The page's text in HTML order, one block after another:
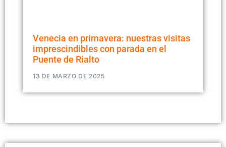
Venecia en primavera: nuestras visitas
imprescindibles con parada en el
Puente de Rialto
13 DE MARZO DE 2025